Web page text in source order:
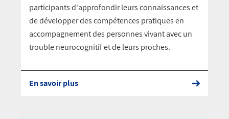
participants d'approfondir leurs connaissances et
de développer des compétences pratiques en
accompagnement des personnes vivant avec un
trouble neurocognitif et de leurs proches.
En savoir plus